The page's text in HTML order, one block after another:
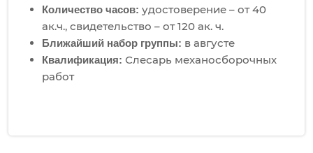
Количество часов: удостоверение – от 40
ак.ч., свидетельство – от 120 ак. ч.
Ближайший набор группы: в августе
Квалификация: Слесарь механосборочных
работ